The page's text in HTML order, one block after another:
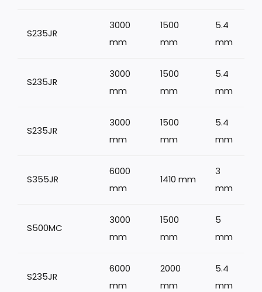
S235JR
3000
mm
1500
mm
5.4
mm
S235JR
3000
mm
1500
mm
5.4
mm
S235JR
3000
mm
1500
mm
5.4
mm
S355JR
6000
mm
1410 mm
3
mm
S500MC
3000
mm
1500
mm
5
mm
S235JR
6000
mm
2000
mm
5.4
mm